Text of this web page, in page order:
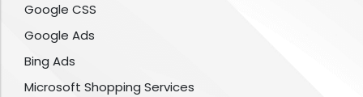
Google CSS
Google Ads
Bing Ads
Microsoft Shopping Services